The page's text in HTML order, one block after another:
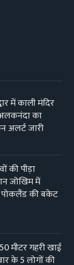
में काली मंदिर
अलकनंदा का
अलर्ट जारी
की पीड़ा
जोखिम में
पोकलैंड की बकेट
मीटर गहरी खाई
के 5 लोगों की